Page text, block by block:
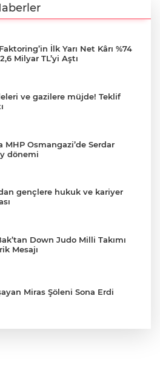
İlk Yarı Net Kârı %74
Milyar TL’yi Aştı
ve gazilere müjde! Teklif
MHP Osmangazi’de Serdar
dönemi
gençlere hukuk ve kariyer
Down Judo Milli Takımı
Mesajı
Miras Şöleni Sona Erdi